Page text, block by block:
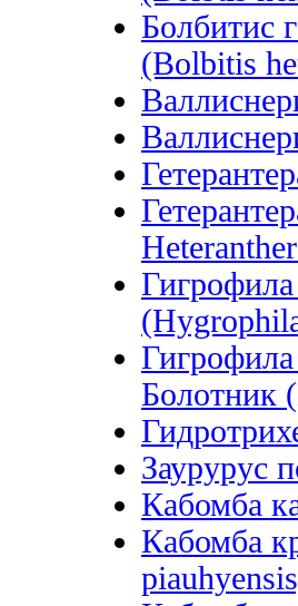
Болбитис
(Bolbitis
Болотник
Заурурус
Кабомба
Кабомба